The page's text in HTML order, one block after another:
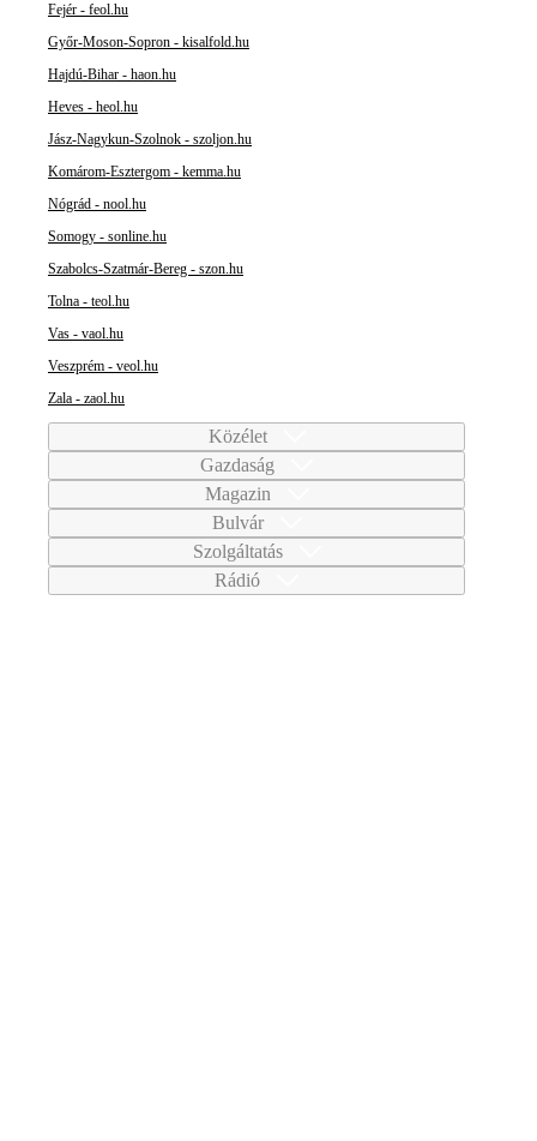
Fejér - feol.hu
Győr-Moson-Sopron - kisalfold.hu
Hajdú-Bihar - haon.hu
Heves - heol.hu
Jász-Nagykun-Szolnok - szoljon.hu
Komárom-Esztergom - kemma.hu
Nógrád - nool.hu
Somogy - sonline.hu
Szabolcs-Szatmár-Bereg - szon.hu
Tolna - teol.hu
Vas - vaol.hu
Veszprém - veol.hu
Zala - zaol.hu
Közélet
Gazdaság
Magazin
Bulvár
Szolgáltatás
Rádió